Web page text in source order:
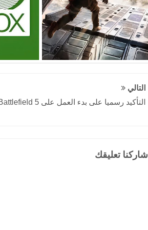
التالي
التأكيد رسميا على بدء العمل على Battlefield 5
شاركنا تعليقك